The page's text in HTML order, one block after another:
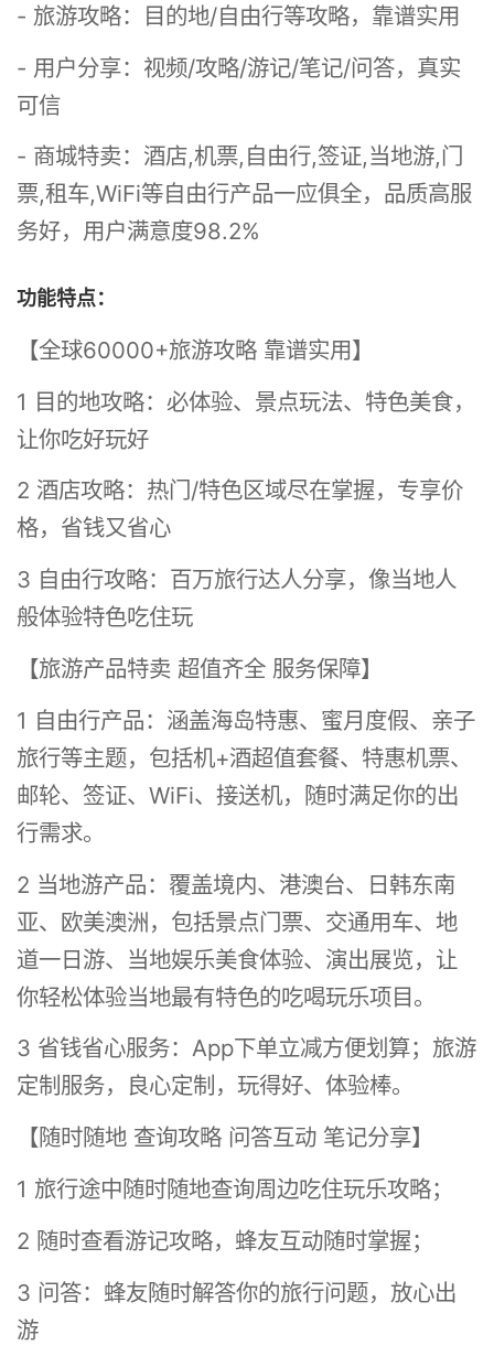
- 旅游攻略：目的地/自由行等攻略，靠谱实用
- 用户分享：视频/攻略/游记/笔记/问答，真实
可信
- 商城特卖：酒店,机票,自由行,签证,当地游,门
票,租车,WiFi等自由行产品一应俱全，品质高服
务好，用户满意度98.2%
功能特点：
【全球60000+旅游攻略 靠谱实用】
1 目的地攻略：必体验、景点玩法、特色美食，
让你吃好玩好
2 酒店攻略：热门/特色区域尽在掌握，专享价
格，省钱又省心
3 自由行攻略：百万旅行达人分享，像当地人
般体验特色吃住玩
【旅游产品特卖 超值齐全 服务保障】
1 自由行产品：涵盖海岛特惠、蜜月度假、亲子
旅行等主题，包括机+酒超值套餐、特惠机票、
邮轮、签证、WiFi、接送机，随时满足你的出
行需求。
2 当地游产品：覆盖境内、港澳台、日韩东南
亚、欧美澳洲，包括景点门票、交通用车、地
道一日游、当地娱乐美食体验、演出展览，让
你轻松体验当地最有特色的吃喝玩乐项目。
3 省钱省心服务：App下单立减方便划算；旅游
定制服务，良心定制，玩得好、体验棒。
【随时随地 查询攻略 问答互动 笔记分享】
1 旅行途中随时随地查询周边吃住玩乐攻略；
2 随时查看游记攻略，蜂友互动随时掌握；
3 问答：蜂友随时解答你的旅行问题，放心出
游